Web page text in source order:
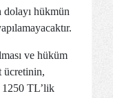
hükmün
ve hüküm
ücretinin,
1250 TL’lik